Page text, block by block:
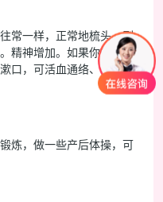
常一样，正常地梳头、刷
精神增加。如果你的牙龈
口，可活血通络、牢固牙
炼，做一些产后体操，可